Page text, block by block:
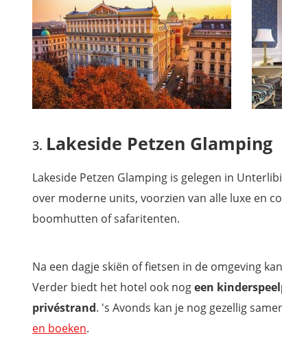
Lakeside Petzen Glamping
Lakeside Petzen Glamping is gelegen in
over moderne units, voorzien van alle luxe en
boomhutten of safaritenten.
Na een dagje skiën of fietsen in de omgeving
Verder biedt het hotel ook nogeen
privéstrand. 's Avonds kan je nog gezellig
en boeken.